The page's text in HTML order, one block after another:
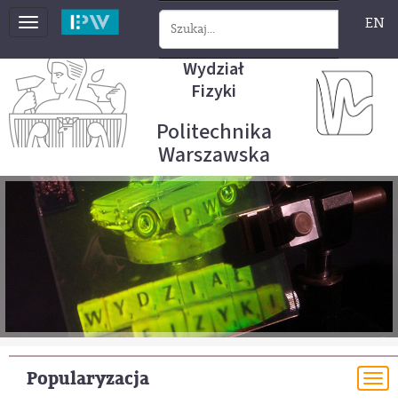
Toggle
EN
Wydział
Fizyki
Politechnika
Warszawska
Popularyzacja